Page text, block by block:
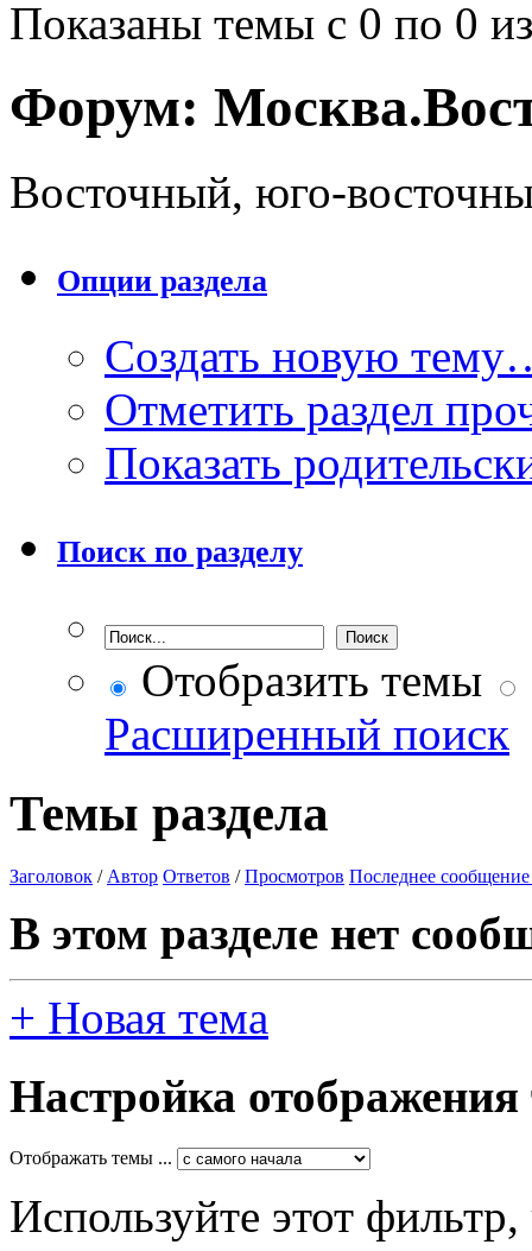
Показаны темы с 0 по 0
Форум:
Восточный, юго-
Опции раздела
Создать новую
Отметить раздел
Показать
Поиск по разделу
Отобразить темы
Расширенный поиск
Темы раздела
Заголовок / Автор Ответов /Просмотров Последнее сообщение
В этом разделе нет
+ Новая тема
Настройка отображения
Отображать темы ...
Используйте этот